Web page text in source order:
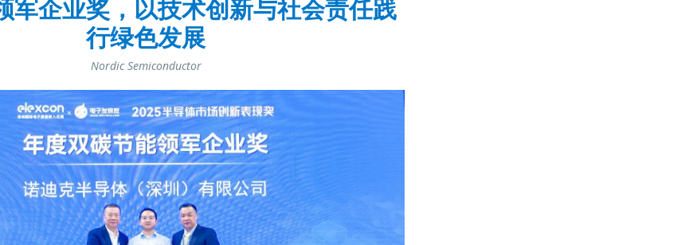
军企业奖，以技术创新与社会责任践
行绿色发展
Nordic Semiconductor